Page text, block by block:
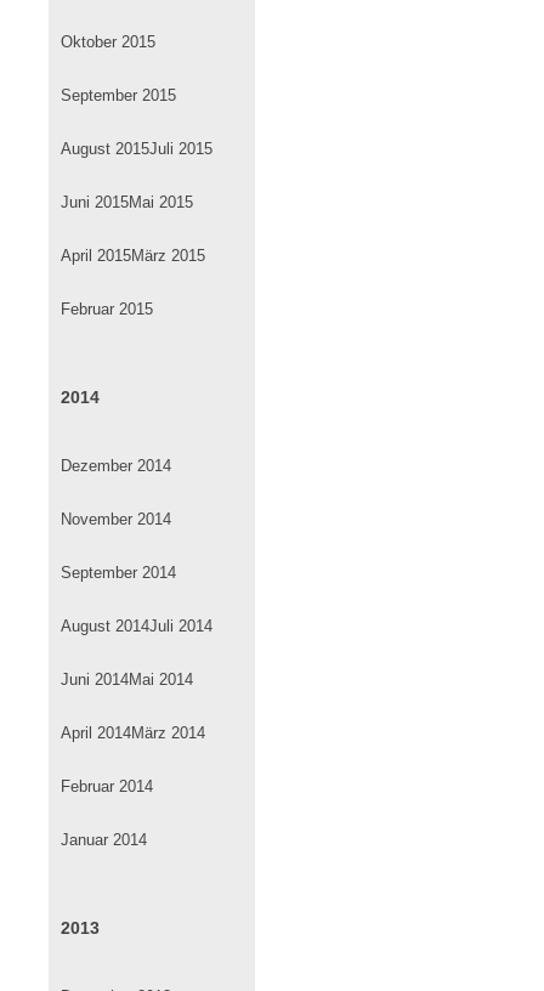
Oktober 2015
September 2015
August 2015Juli 2015
Juni 2015Mai 2015
April 2015März 2015
Februar 2015
2014
Dezember 2014
November 2014
September 2014
August 2014Juli 2014
Juni 2014Mai 2014
April 2014März 2014
Februar 2014
Januar 2014
2013